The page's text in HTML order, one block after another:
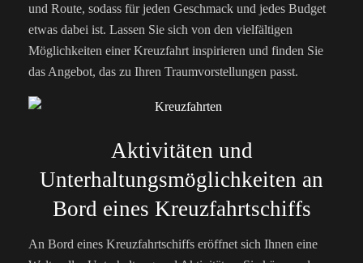
und Route, sodass für jeden Geschmack und jedes Budget
etwas dabei ist. Lassen Sie sich von den vielfältigen
Möglichkeiten einer Kreuzfahrt inspirieren und finden Sie
das Angebot, das zu Ihren Traumvorstellungen passt.
Aktivitäten und
Unterhaltungsmöglichkeiten an
Bord eines Kreuzfahrtschiffs
An Bord eines Kreuzfahrtschiffs eröffnet sich Ihnen eine